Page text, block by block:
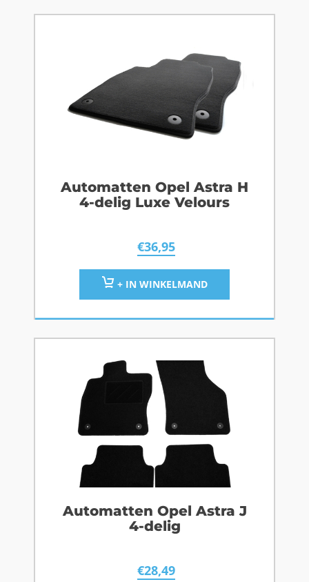
Automatten Opel Astra H
4-delig Luxe Velours
€36,95
+ IN WINKELMAND
Automatten Opel Astra J
4-delig
€28,49